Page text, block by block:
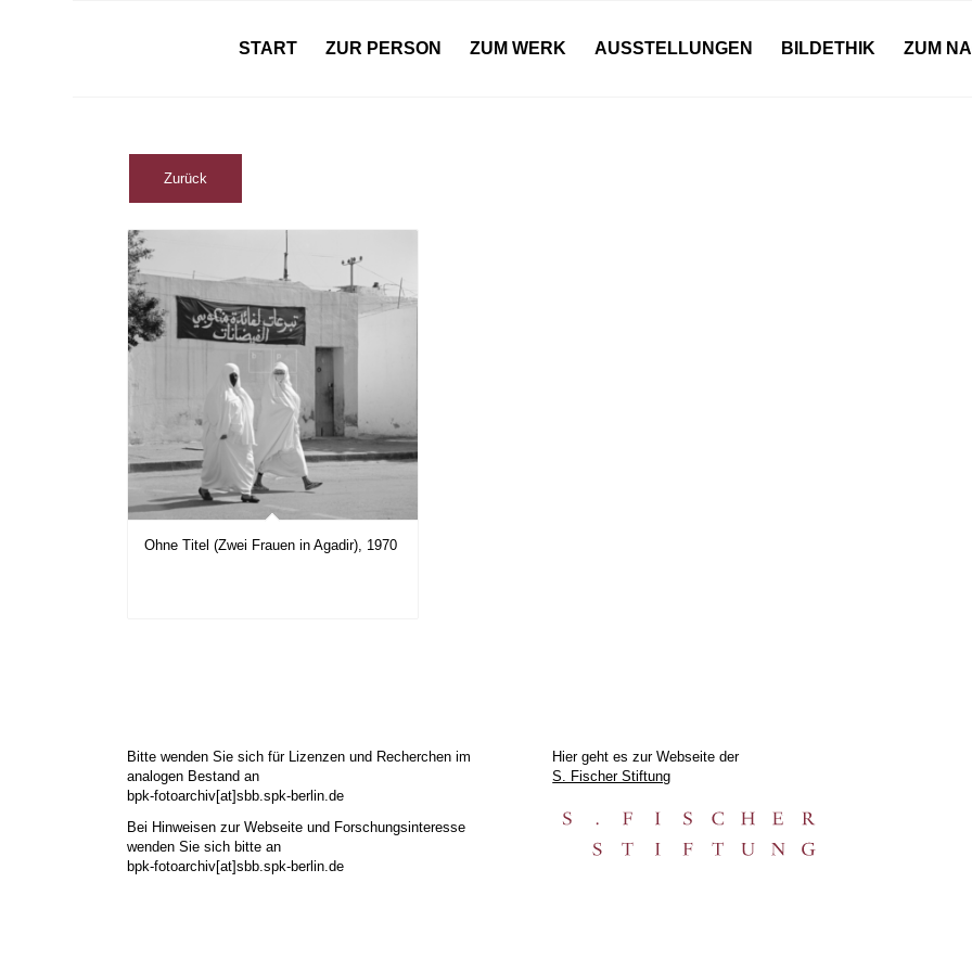
START ZUR PERSON ZUM WERK AUSSTELLUNGEN BILDETHIK ZUM
Ohne Titel (Zwei Frauen in Agadir), 1970
Bitte wenden Sie sich für Lizenzen und Recherchen im
analogen Bestand an
bpk-fotoarchiv[at]sbb.spk-berlin.de
Bei Hinweisen zur Webseite und Forschungsinteresse
wenden Sie sich bitte an
bpk-fotoarchiv[at]sbb.spk-berlin.de
Hier geht es zur Webseite der
S. Fischer Stiftung